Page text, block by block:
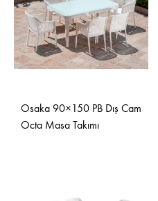
Osaka 90×150 PB Dış Cam
Octa Masa Takımı